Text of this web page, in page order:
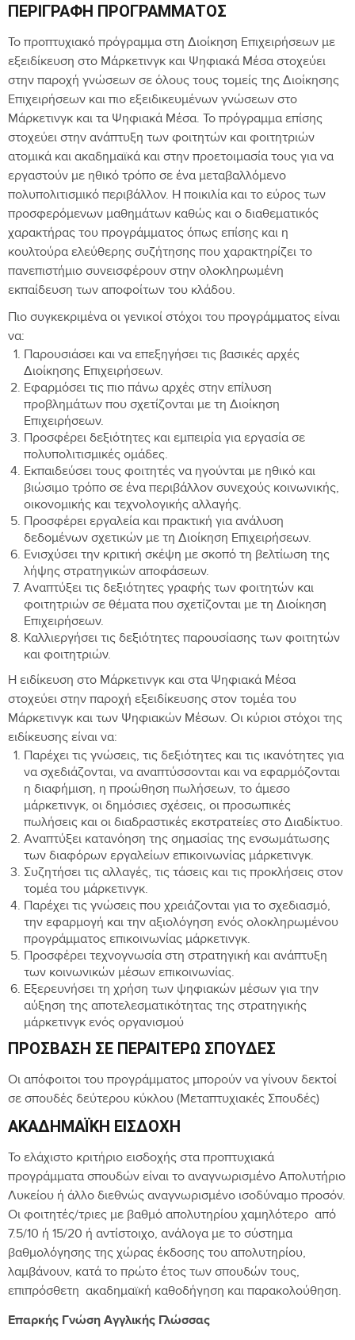
ΠΕΡΙΓΡΑΦΉ ΠΡΟΓΡΆΜΜΑΤΟΣ
Το προπτυχιακό πρόγραμμα στη Διοίκηση Επιχειρήσεων με
εξειδίκευση στo Μάρκετινγκ και Ψηφιακά Μέσα στοχεύει
στην παροχή γνώσεων σε όλους τους τομείς της Διοίκησης
Επιχειρήσεων και πιο εξειδικευμένων γνώσεων στο
Μάρκετινγκ και τα Ψηφιακά Μέσα. Το πρόγραμμα επίσης
στοχεύει στην ανάπτυξη των φοιτητών και φοιτητριών
ατομικά και ακαδημαϊκά και στην προετοιμασία τους για να
εργαστούν με ηθικό τρόπο σε ένα μεταβαλλόμενο
πολυπολιτισμικό περιβάλλον. Η ποικιλία και το εύρος των
προσφερόμενων μαθημάτων καθώς και ο διαθεματικός
χαρακτήρας του προγράμματος όπως επίσης και η
κουλτούρα ελεύθερης συζήτησης που χαρακτηρίζει τo
πανεπιστήμιο συνεισφέρουν στην ολοκληρωμένη
εκπαίδευση των αποφοίτων του κλάδου.
Πιο συγκεκριμένα οι γενικοί στόχοι του προγράμματος είναι
να:
Παρουσιάσει και να επεξηγήσει τις βασικές αρχές
Διοίκησης Επιχειρήσεων.
Εφαρμόσει τις πιο πάνω αρχές στην επίλυση
προβλημάτων που σχετίζονται με τη Διοίκηση
Επιχειρήσεων.
Προσφέρει δεξιότητες και εμπειρία για εργασία σε
πολυπολιτισμικές ομάδες.
Εκπαιδεύσει τους φοιτητές να ηγούνται με ηθικό και
βιώσιμο τρόπο σε ένα περιβάλλον συνεχούς κοινωνικής,
οικονομικής και τεχνολογικής αλλαγής.
Προσφέρει εργαλεία και πρακτική για ανάλυση
δεδομένων σχετικών με τη Διοίκηση Επιχειρήσεων.
Ενισχύσει την κριτική σκέψη με σκοπό τη βελτίωση της
λήψης στρατηγικών αποφάσεων.
Αναπτύξει τις δεξιότητες γραφής των φοιτητών και
φοιτητριών σε θέματα που σχετίζονται με τη Διοίκηση
Επιχειρήσεων.
Καλλιεργήσει τις δεξιότητες παρουσίασης των φοιτητών
και φοιτητριών.
Η ειδίκευση στο Μάρκετινγκ και στα Ψηφιακά Μέσα
στοχεύει στην παροχή εξειδίκευσης στον τομέα του
Μάρκετινγκ και των Ψηφιακών Μέσων. Οι κύριοι στόχοι της
ειδίκευσης είναι να:
Παρέχει τις γνώσεις, τις δεξιότητες και τις ικανότητες για
να σχεδιάζoνται, να αναπτύσσονται και να εφαρμόζονται
η διαφήμιση, η προώθηση πωλήσεων, το άμεσο
μάρκετινγκ, οι δημόσιες σχέσεις, οι προσωπικές
πωλήσεις και οι διαδραστικές εκστρατείες στο Διαδίκτυο.
Αναπτύξει κατανόηση της σημασίας της ενσωμάτωσης
των διαφόρων εργαλείων επικοινωνίας μάρκετινγκ.
Συζητήσει τις αλλαγές, τις τάσεις και τις προκλήσεις στον
τομέα του μάρκετινγκ.
Παρέχει τις γνώσεις που χρειάζονται για το σχεδιασμό,
την εφαρμογή και την αξιολόγηση ενός ολοκληρωμένου
προγράμματος επικοινωνίας μάρκετινγκ.
Προσφέρει τεχνογνωσία στη στρατηγική και ανάπτυξη
των κοινωνικών μέσων επικοινωνίας.
Εξερευνήσει τη χρήση των ψηφιακών μέσων για την
αύξηση της αποτελεσματικότητας της στρατηγικής
μάρκετινγκ ενός οργανισμού
ΠΡΌΣΒΑΣΗ ΣΕ ΠΕΡΑΙΤΈΡΩ ΣΠΟΥΔΈΣ
Οι απόφοιτοι του προγράμματος μπορούν να γίνουν δεκτοί
σε σπουδές δεύτερου κύκλου (Μεταπτυχιακές Σπουδές)
ΑΚΑΔΗΜΑΪΚΉ ΕΙΣΔΟΧΉ
Το ελάχιστο κριτήριο εισδοχής στα προπτυχιακά
προγράμματα σπουδών είναι το αναγνωρισμένο Απολυτήριο
Λυκείου ή άλλο διεθνώς αναγνωρισμένο ισοδύναμο προσόν.
Οι φοιτητές/τριες με βαθμό απολυτηρίου χαμηλότερο από
7.5/10 ή 15/20 ή αντίστοιχο, ανάλογα με το σύστημα
βαθμολόγησης της χώρας έκδοσης του απολυτηρίου,
λαμβάνουν, κατά το πρώτο έτος των σπουδών τους,
επιπρόσθετη ακαδημαϊκή καθοδήγηση και παρακολούθηση.
Επαρκής Γνώση Αγγλικής Γλώσσας